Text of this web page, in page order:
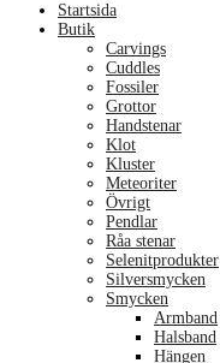
Startsida
Butik
Carvings
Cuddles
Fossiler
Grottor
Handstenar
Klot
Kluster
Meteoriter
Övrigt
Pendlar
Råa stenar
Selenitprodukter
Silversmycken
Smycken
Armband
Halsband
Hängen